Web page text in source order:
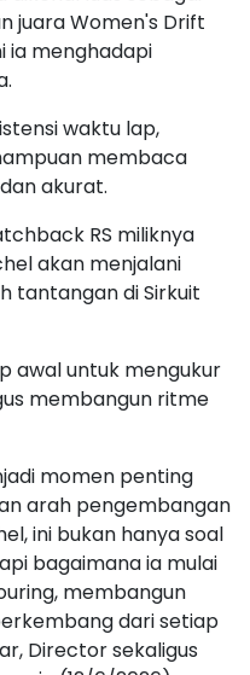
juara Women's Drift
ia menghadapi
waktu lap,
membaca
akurat.
RS miliknya
akan menjalani
tantangan di Sirkuit
awal untuk mengukur
membangun ritme
momen penting
arah pengembangan
ini bukan hanya soal
bagaimana ia mulai
membangun
dari setiap
Director sekaligus